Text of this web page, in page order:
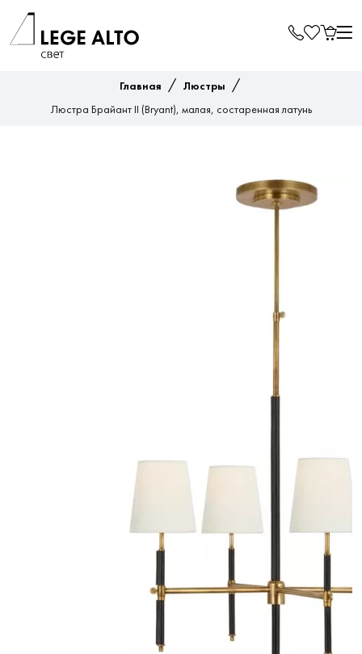
Главная / Люстры /
Люстра Брайант II (Bryant), малая, состаренная латунь